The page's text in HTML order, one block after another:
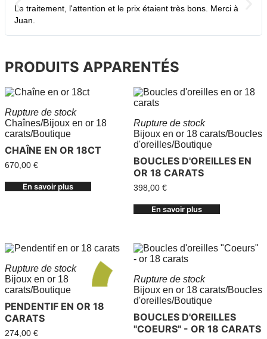
Le traitement, l'attention et le prix étaient très bons. Merci à
Juan.
PRODUITS APPARENTÉS
Rupture de stock
Chaînes/Bijoux en or 18
carats/Boutique
CHAÎNE EN OR 18CT
670,00 €
En savoir plus
Rupture de stock
Bijoux en or 18 carats/Boucles
d'oreilles/Boutique
BOUCLES D'OREILLES EN
OR 18 CARATS
398,00 €
En savoir plus
Rupture de stock
Bijoux en or 18
carats/Boutique
PENDENTIF EN OR 18
CARATS
274,00 €
Rupture de stock
Bijoux en or 18 carats/Boucles
d'oreilles/Boutique
BOUCLES D'OREILLES
"COEURS" - OR 18 CARATS